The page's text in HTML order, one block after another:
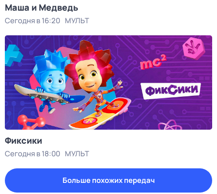
Маша и Медведь
Сегодня в 16:20 МУЛЬТ
Фиксики
Сегодня в 18:00 МУЛЬТ
Больше похожих передач